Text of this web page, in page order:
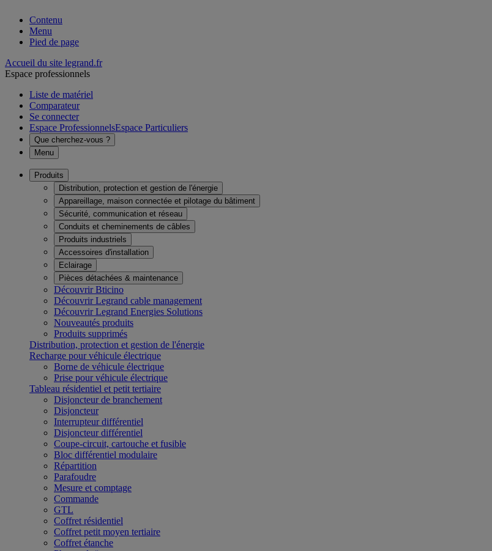
Contenu
Menu
Pied de page
Accueil du site legrand.fr
Espace professionnels
Liste de matériel
Comparateur
Se connecter
Espace ProfessionnelsEspace Particuliers
Que cherchez-vous ?
Menu
Produits
Distribution, protection et gestion de l'énergie
Appareillage, maison connectée et pilotage du bâtiment
Sécurité, communication et réseau
Conduits et cheminements de câbles
Produits industriels
Accessoires d'installation
Eclairage
Pièces détachées & maintenance
Découvrir Bticino
Découvrir Legrand cable management
Découvrir Legrand Energies Solutions
Nouveautés produits
Produits supprimés
Distribution, protection et gestion de l'énergie
Recharge pour véhicule électrique
Borne de véhicule électrique
Prise pour véhicule électrique
Tableau résidentiel et petit tertiaire
Disjoncteur de branchement
Disjoncteur
Interrupteur différentiel
Disjoncteur différentiel
Coupe-circuit, cartouche et fusible
Bloc différentiel modulaire
Répartition
Parafoudre
Mesure et comptage
Commande
GTL
Coffret résidentiel
Coffret petit moyen tertiaire
Coffret étanche